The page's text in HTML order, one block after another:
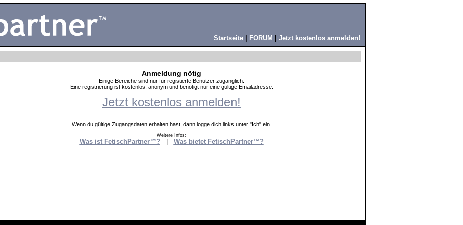
Startseite| FORUM Jetzt kostenlos anmelden!
Anmeldung nötig
Einige Bereiche sind nur für registierte Benutzer zugänglich.
Eine registrierung ist kostenlos, anonym und benötigt nur eine gültige Emailadresse.
Jetzt kostenlos anmelden!
Wenn du gültige Zugangsdaten erhalten hast, dann logge dich links unter "Ich" ein.
Weitere Infos:
Was ist FetischPartner™? Was bietet FetischPartner™?